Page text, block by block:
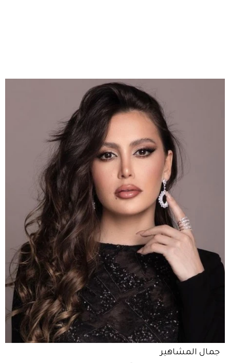
جمال المشاهير